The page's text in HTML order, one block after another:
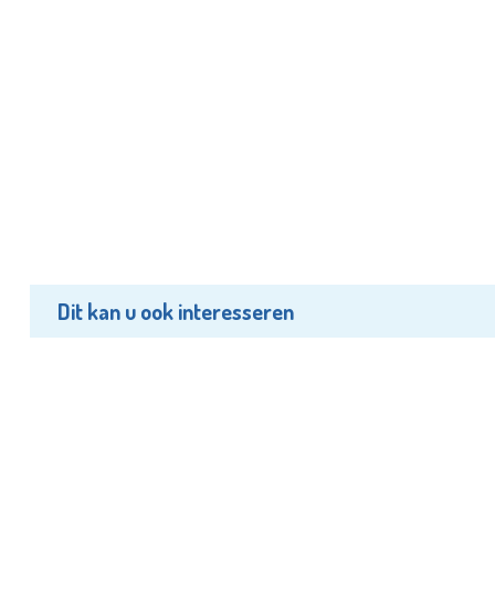
Dit kan u ook interesseren